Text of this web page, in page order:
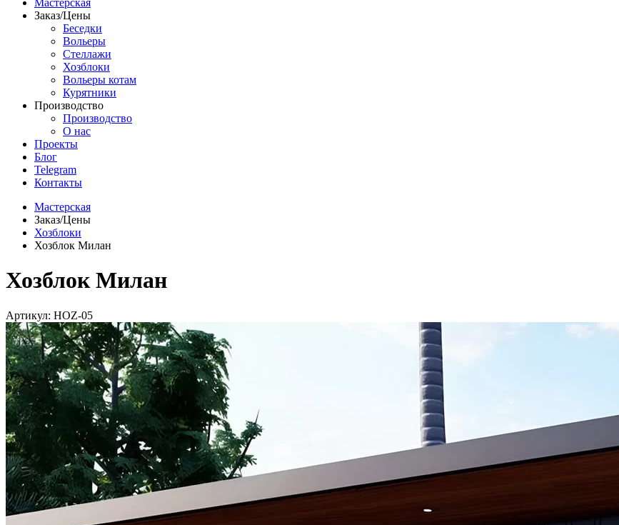
Мастерская
Заказ/Цены
Беседки
Вольеры
Стеллажи
Хозблоки
Вольеры котам
Курятники
Производство
Производство
О нас
Проекты
Блог
Telegram
Контакты
Мастерская
Заказ/Цены
Хозблоки
Хозблок Милан
Хозблок Милан
Артикул: HOZ-05